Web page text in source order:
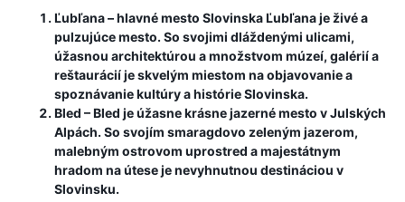
Ľubľana– hlavné mesto Slovinska Ľubľana je živé a
pulzujúce mesto. So svojimi dláždenými ulicami,
úžasnou architektúrou a množstvom múzeí, galérií a
reštaurácií je skvelým miestom na objavovanie a
spoznávanie kultúry a histórie Slovinska.
Bled – Bled je úžasne krásne jazerné mesto v Julských
Alpách. So svojím smaragdovo zeleným jazerom,
malebným ostrovom uprostred a majestátnym
hradom na útese je nevyhnutnou destináciou v
Slovinsku.